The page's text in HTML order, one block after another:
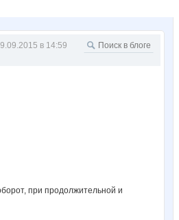
в 14:59
при продолжительной и